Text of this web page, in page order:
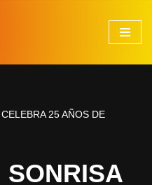
25 AÑOS DE
SONRISA